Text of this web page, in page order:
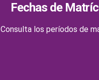
Fechas de
Consulta los períodos de